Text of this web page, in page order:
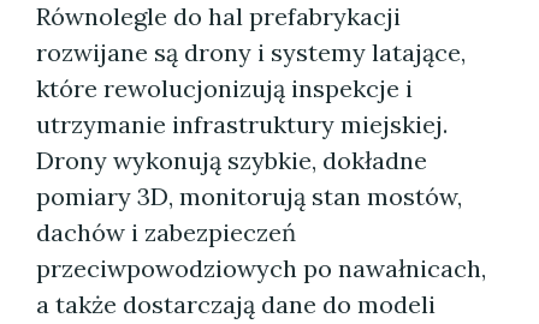
Równolegle do hal prefabrykacji
rozwijane są drony i systemy latające,
które rewolucjonizują inspekcje i
utrzymanie infrastruktury miejskiej.
Drony wykonują szybkie, dokładne
pomiary 3D, monitorują stan mostów,
dachów i zabezpieczeń
przeciwpowodziowych po nawałnicach,
a także dostarczają dane do modeli